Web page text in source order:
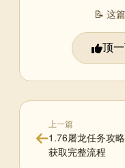
📝 这
顶
上一篇
1.76屠龙任务攻
获取完整流程